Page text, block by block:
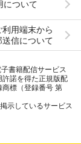
について
用端末から
信について
書籍配信サービス
諾を得た正規版配
標（登録番号 第
示しているサービス